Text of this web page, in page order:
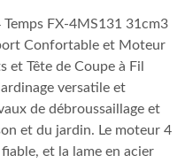
FX-4MS131 31cm3
Confortable et Moteur
et Tête de Coupe à Fil
versatile et
de débroussaillage et
et du jardin. Le moteur 4
et la lame en acier